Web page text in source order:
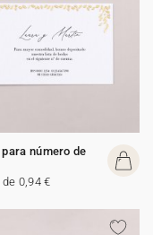
número de
0,94 €